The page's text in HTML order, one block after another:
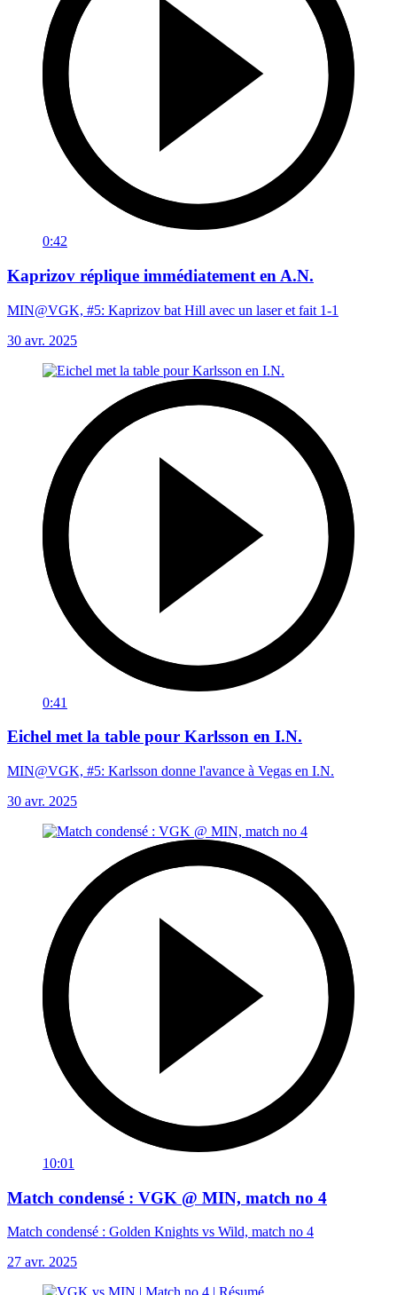
0:42
Kaprizov réplique immédiatement en A.N.
MIN@VGK, #5: Kaprizov bat Hill avec un laser et fait 1-1
30 avr. 2025
0:41
Eichel met la table pour Karlsson en I.N.
MIN@VGK, #5: Karlsson donne l'avance à Vegas en I.N.
30 avr. 2025
10:01
Match condensé : VGK @ MIN, match no 4
Match condensé : Golden Knights vs Wild, match no 4
27 avr. 2025